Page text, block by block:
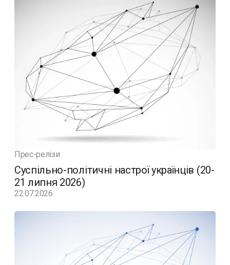
Прес-релізи
Суспільно-політичні настрої українців (20-
21 липня 2026)
22.07.2026